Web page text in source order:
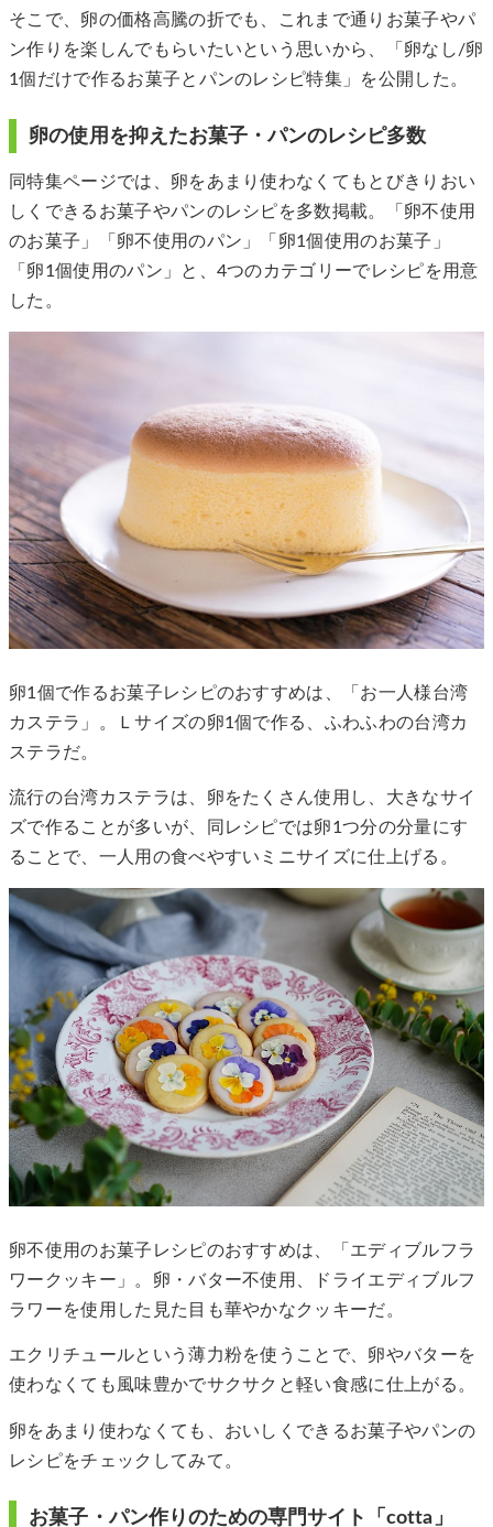
そこで、卵の価格高騰の折でも、これまで通りお菓子やパ
ン作りを楽しんでもらいたいという思いから、「卵なし/卵
1個だけで作るお菓子とパンのレシピ特集」を公開した。
卵の使用を抑えたお菓子・パンのレシピ多数
同特集ページでは、卵をあまり使わなくてもとびきりおい
しくできるお菓子やパンのレシピを多数掲載。「卵不使用
のお菓子」「卵不使用のパン」「卵1個使用のお菓子」
「卵1個使用のパン」と、4つのカテゴリーでレシピを用意
した。
卵1個で作るお菓子レシピのおすすめは、「お一人様台湾
カステラ」。Ｌサイズの卵1個で作る、ふわふわの台湾カ
ステラだ。
流行の台湾カステラは、卵をたくさん使用し、大きなサイ
ズで作ることが多いが、同レシピでは卵1つ分の分量にす
ることで、一人用の食べやすいミニサイズに仕上げる。
卵不使用のお菓子レシピのおすすめは、「エディブルフラ
ワークッキー」。卵・バター不使用、ドライエディブルフ
ラワーを使用した見た目も華やかなクッキーだ。
エクリチュールという薄力粉を使うことで、卵やバターを
使わなくても風味豊かでサクサクと軽い食感に仕上がる。
卵をあまり使わなくても、おいしくできるお菓子やパンの
レシピをチェックしてみて。
お菓子・パン作りのための専門サイト「cotta」